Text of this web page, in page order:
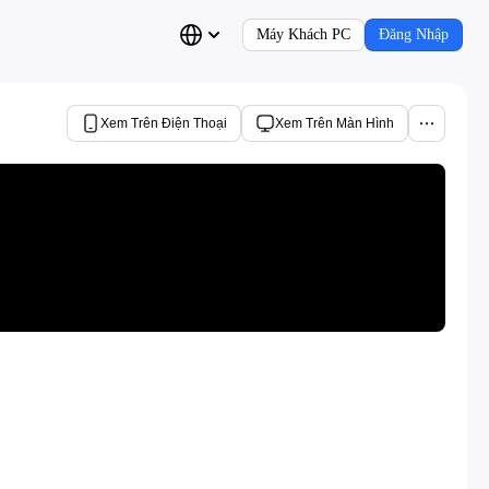
Máy Khách PC Đăng Nhập
Xem Trên Điện Thoại Xem Trên Màn Hình